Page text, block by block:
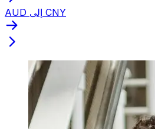
AUD إلى CNY